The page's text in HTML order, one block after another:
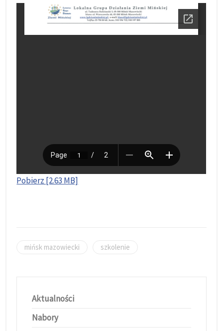
Pobierz [2.63 MB]
mińsk mazowiecki szkolenie
Aktualności
Nabory